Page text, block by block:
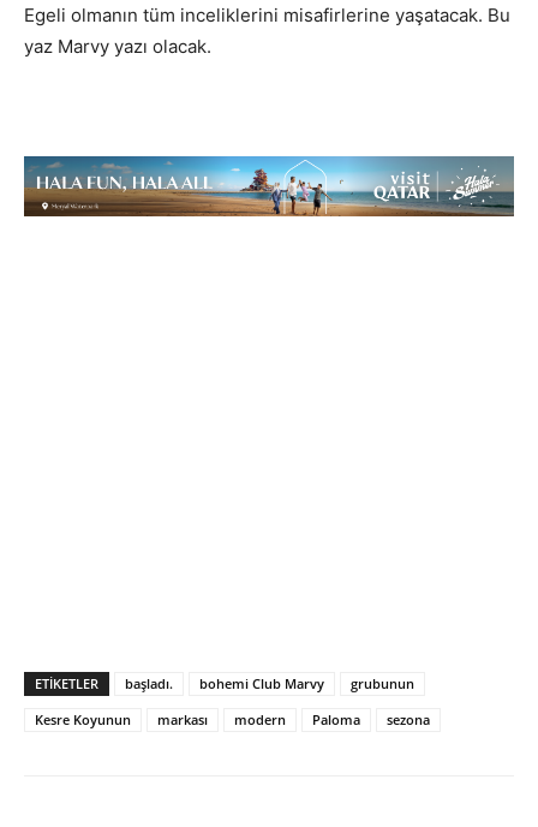
Egeli olmanın tüm inceliklerini misafirlerine yaşatacak. Bu
yaz Marvy yazı olacak.
ETIKETLER başladı. bohemi Club Marvy
grubunun
Kesre Koyunun
markası modern Paloma sezona